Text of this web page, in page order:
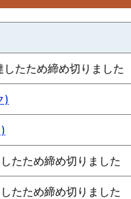
たため締め切りました
)
たため締め切りました
たため締め切りました